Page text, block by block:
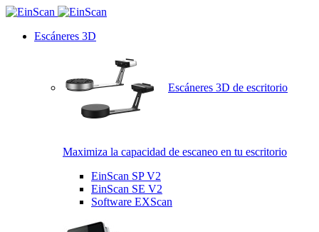
Escáneres 3D
Escáneres 3D de escritorio
Maximiza la capacidad de escaneo en tu escritorio
EinScan SP V2
EinScan SE V2
Software EXScan